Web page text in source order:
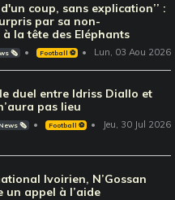
d'un coup, sans explication’’ :
par sa non-
la tête des Eléphants
🗞️ Football ⚽️ Lun, 03 Aou 2026
duel entre Idriss Diallo et
pas lieu
News 🗞️ Football ⚽️ Jeu, 30 Jul 2026
Ivoirien, N’Gossan
un appel à l’aide